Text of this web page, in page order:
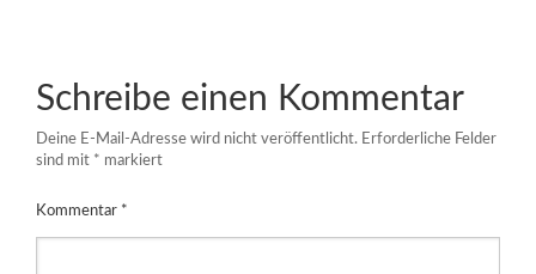
Schreibe einen Kommentar
Deine E-Mail-Adresse wird nicht veröffentlicht. Erforderliche Felder
sind mit * markiert
Kommentar *